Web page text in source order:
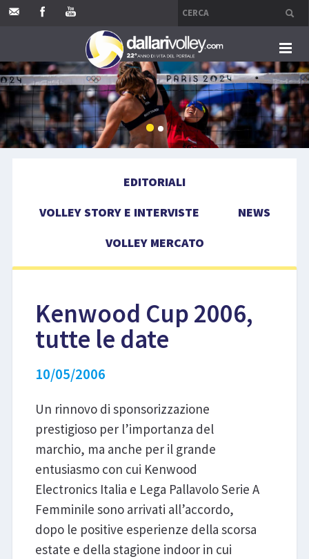
HOME
EDITORIALI
VOLLEY MERCATO
COMPETIZIONI
EVENTI
LIBRI
EDITORIALI
VOLLEY STORY E INTERVISTE
NEWS
VOLLEY MERCATO
Kenwood Cup 2006,
tutte le date
10/05/2006
Un rinnovo di sponsorizzazione
prestigioso per l’importanza del
marchio, ma anche per il grande
entusiasmo con cui Kenwood
Electronics Italia e Lega Pallavolo Serie A
Femminile sono arrivati all’accordo,
dopo le positive esperienze della scorsa
estate e della stagione indoor in cui